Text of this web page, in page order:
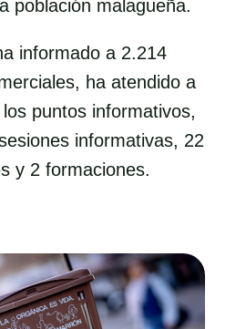
población malagueña.
informado a 2.214
ha atendido a
puntos informativos,
informativas, 22
y 2 formaciones.